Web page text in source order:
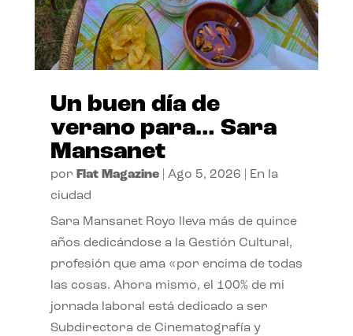
Un buen día de
verano para… Sara
Mansanet
por Flat Magazine| Ago 5, 2026
En la
ciudad
Sara Mansanet Royo lleva más de quince
años dedicándose a la Gestión Cultural,
profesión que ama «por encima de todas
las cosas. Ahora mismo, el 100% de mi
jornada laboral está dedicado a ser
Subdirectora de Cinematografía y